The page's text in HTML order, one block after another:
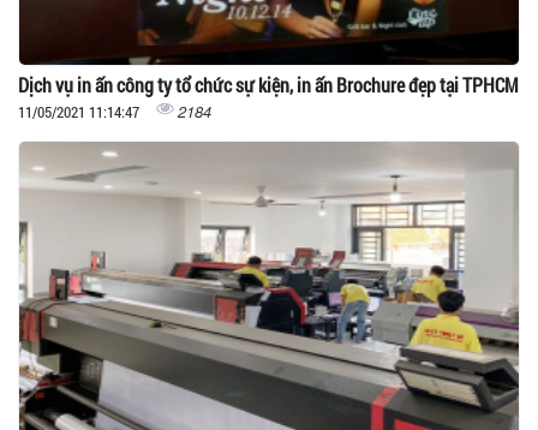
Dịch vụ in ấn công ty tổ chức sự kiện, in ấn Brochure đẹp tại TPHCM
11/05/2021 11:14:47 2184